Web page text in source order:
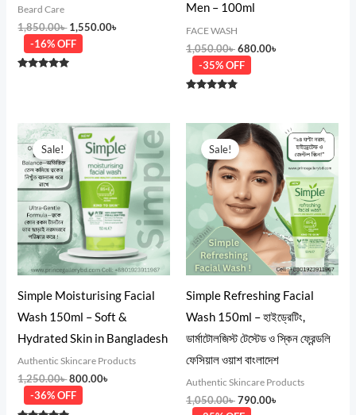
Beard Care
1,850.00৳ 1,550.00৳
-16% OFF
Men – 100ml
FACE WASH
1,050.00৳680.00৳
-35% OFF
Sale!
Simple Moisturising Facial
Wash 150ml – Soft &
Hydrated Skin in Bangladesh
Authentic Skincare Products
1,250.00৳
Original
price
was:
1,250.00৳ .
800.00৳
Current
price
is:
800.00৳ .
-36% OFF
Sale!
Simple Refreshing Facial
Wash 150ml – হাইড্রেটিং,
ডার্মাটোলজিস্ট টেস্টেড ও স্কিন ফ্রেন্ডলি
ফেসিয়াল ওয়াশ বাংলাদেশ
Authentic Skincare Products
1,050.00৳
Original
price
was:
1,050.00৳ .
790.00৳
Current
price
is:
790.00৳ .